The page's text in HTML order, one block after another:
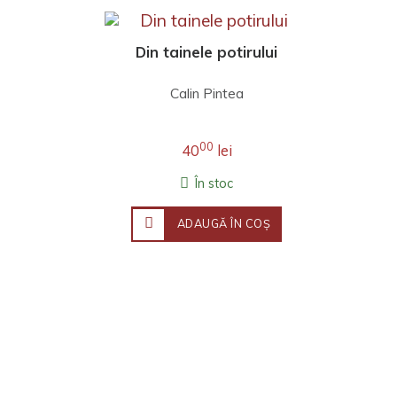
Din tainele potirului
Calin Pintea
4000 lei
În stoc
ADAUGĂ ÎN COŞ